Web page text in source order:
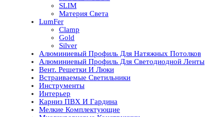
SLIM
Материя Света
LumFer
Clamp
Gold
Silver
Алюминиевый Профиль Для Натяжных Потолков
Алюминиевый Профиль Для Светодиодной Ленты
Вент. Решетки И Люки
Встраиваемые Светильники
Инструменты
Интерьер
Карниз ПВХ И Гардина
Мелкие Комплектующие